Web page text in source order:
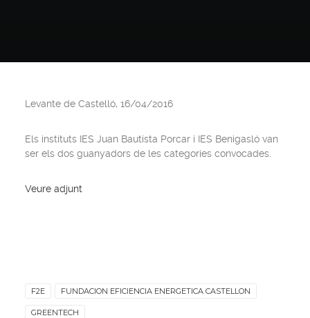
Levante de Castelló, 16/04/2016
Els instituts IES Juan Bautista Porcar i IES Benigasló van
ser els dos guanyadors de les categories convocades.
Veure adjunt
F2E FUNDACION EFICIENCIA ENERGETICA CASTELLON
GREENTECH